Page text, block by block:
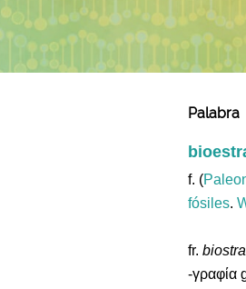
Palabra
f. (
fósiles.
fr.
-γραφία